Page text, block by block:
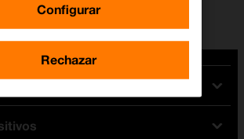
tema en momentos diferentes.
Configurar
Rechazar